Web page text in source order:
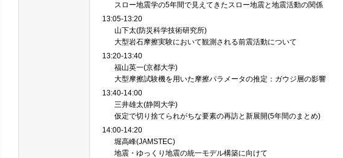
スロー地震学の5年間で見えてきたスロー地震と地震活動の関係
13:05-13:20
山下太(防災科学技術研究所)
大型岩石摩擦実験において観測される前震活動について
13:20-13:40
福山英一(京都大学)
大型摩擦試験機を用いた摩擦パラメータの推定：ガウジ層の影響
13:40-14:00
三井雄太(静岡大学)
仮定で切り捨てられがちな要素の再訪と新展開(5年間のまとめ)
14:00-14:20
堀高峰(JAMSTEC)
地震・ゆっくり地震の統一モデル構築に向けて